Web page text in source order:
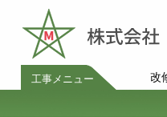
工事メニュー 改